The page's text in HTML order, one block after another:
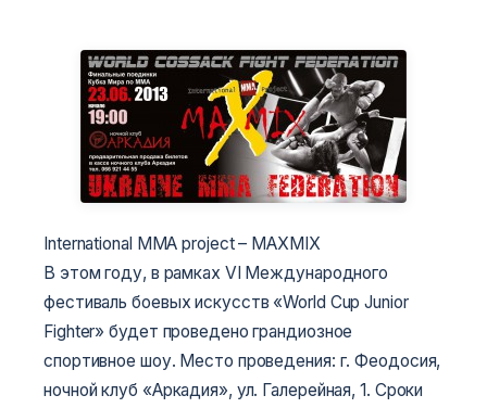
International MMA project – MAXMIX
В этом году, в рамках VI Международного
фестиваль боевых искусств «World Cup Junior
Fighter» будет проведено грандиозное
спортивное шоу. Место проведения: г. Феодосия,
ночной клуб «Аркадия», ул. Галерейная, 1. Сроки